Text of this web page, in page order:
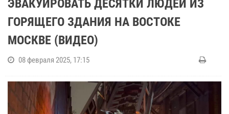
ЭВАКУИРОВАТЬ ДЕСЯТКИ ЛЮДЕЙ ИЗ
ГОРЯЩЕГО ЗДАНИЯ НА ВОСТОКЕ
МОСКВЕ (ВИДЕО)
08 февраля 2025, 17:15